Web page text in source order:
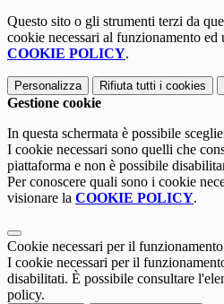
Questo sito o gli strumenti terzi da
cookie necessari al funzionamento
COOKIE POLICY.
Personalizza Rifiuta tutti i cookies
Gestione cookie
In questa schermata è possibile
I cookie necessari sono quelli che
piattaforma e non è possibile
Per conoscere quali sono i cookie
visionare la COOKIE POLICY.
Cookie necessari per il funzionamento
I cookie necessari per il
disabilitati. È possibile consultare
policy.